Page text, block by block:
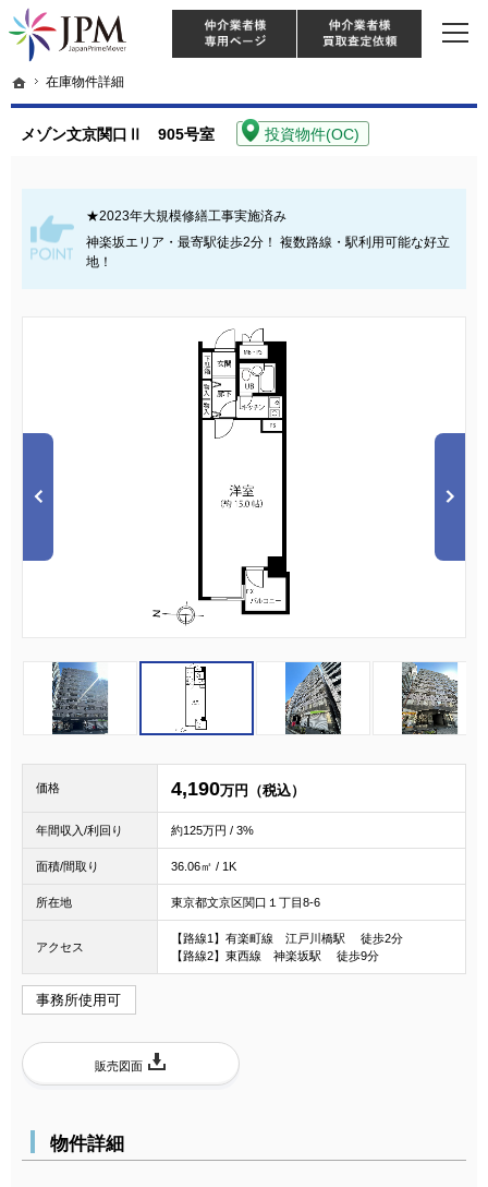
ホーム
在庫物件詳細
東京・神奈川・埼玉・千葉のリノベーション住宅や中古マンションを手がける会
【物件買取強化中！】リノベーション住宅・不動産・中古マンションならJPM
メゾン文京関口Ⅱ 905号室 投資物件(OC)
★2023年大規模修繕工事実施済み
神楽坂エリア・最寄駅徒歩2分！ 複数路線・駅利用可能な好立
地！
1 2 3
価格 4,190万円（税込）
年間収入/利回り 約125万円 / 3%
面積/間取り 36.06㎡ / 1K
所在地 東京都文京区関口１丁目8-6
アクセス
【路線1】有楽町線 江戸川橋駅 徒歩2分
【路線2】東西線 神楽坂駅 徒歩9分
事務所使用可
販売図面
物件詳細
ホーム
在庫物件詳細